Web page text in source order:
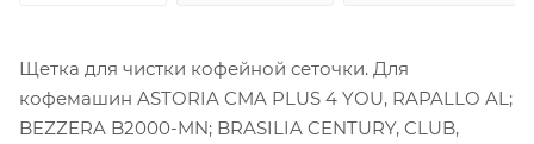
Щетка для чистки кофейной сеточки. Для
кофемашин ASTORIA CMA PLUS 4 YOU, RAPALLO AL;
BEZZERA B2000-MN; BRASILIA CENTURY, CLUB,